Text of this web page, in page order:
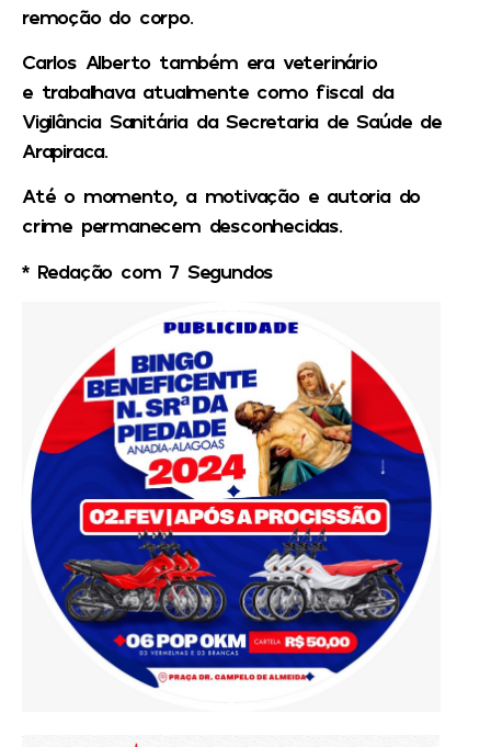
remoção do corpo.
Carlos Alberto também era veterinário
e trabalhava atualmente como fiscal da
Vigilância Sanitária da Secretaria de Saúde de
Arapiraca.
Até o momento, a motivação e autoria do
crime permanecem desconhecidas.
* Redação com 7 Segundos